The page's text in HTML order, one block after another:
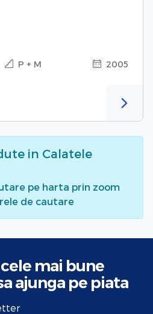
P + M 2005
in Calatele
pe harta prin zoom
de cautare
mai bune
ajunga pe piata